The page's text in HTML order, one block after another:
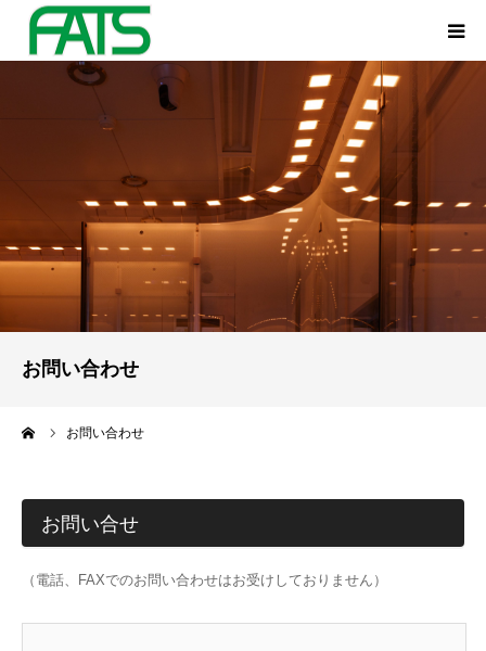
お問い合わせ
お問い合わせ
お問い合せ
（電話、FAXでのお問い合わせはお受けしておりません）
研究テーマ
スタッフ・メンバー